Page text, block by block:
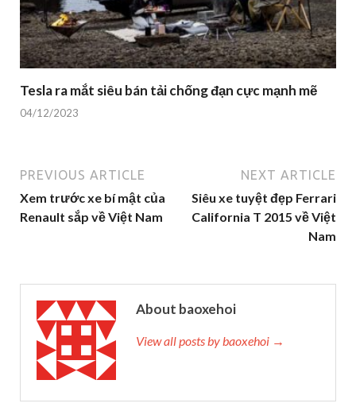
Tesla ra mắt siêu bán tải chống đạn cực mạnh mẽ
04/12/2023
PREVIOUS ARTICLE
Xem trước xe bí mật của
Renault sắp về Việt Nam
NEXT ARTICLE
Siêu xe tuyệt đẹp Ferrari
California T 2015 về Việt
Nam
About baoxehoi
View all posts by baoxehoi →